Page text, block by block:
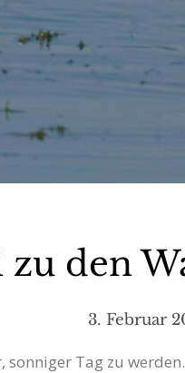
den
3. Februar
Tag zu